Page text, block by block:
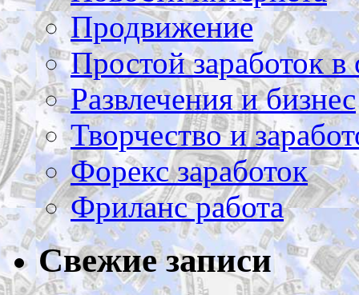
Продвижение
Простой заработок в
Развлечения и бизнес
Творчество и
Форекс заработок
Фриланс работа
Свежие записи